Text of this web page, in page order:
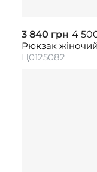
3 840 грн 4
Рюкзак
Ц0125082